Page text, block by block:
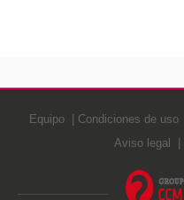
Equipo Condiciones de uso
Aviso legal